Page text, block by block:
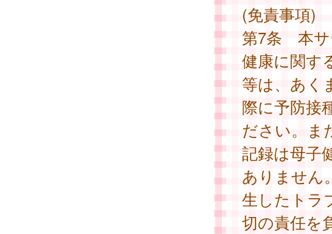
(免責事項)
第7条 本サ
健康に関す
等は、あく
際に予防接
ださい。ま
記録は母子
ありません
生したトラ
切の責任を